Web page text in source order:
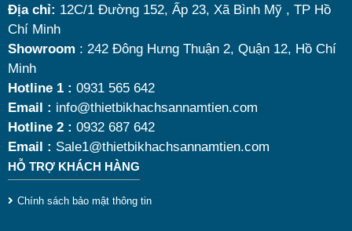
chí quan trọng giúp bạn chọn được mẫu
nóng thức ăn 9 lítchất lượng, bền đẹp và tối ưu chi
phí nhất hiện nay.
Địa chỉ: 12C/1 Đường 152, Ấp 23, Xã Bình Mỹ , TP Hồ
Chí Minh
Showroom : 242 Đông Hưng Thuận 2, Quận 12, Hồ Chí
Minh
Hotline 1 : 0931 565 642
Email : info@thietbikhachsannamtien.com
Hotline 2 : 0932 687 642
Email : Sale1@thietbikhachsannamtien.com
HỖ TRỢ KHÁCH HÀNG
Chính sách bảo mật thông tin